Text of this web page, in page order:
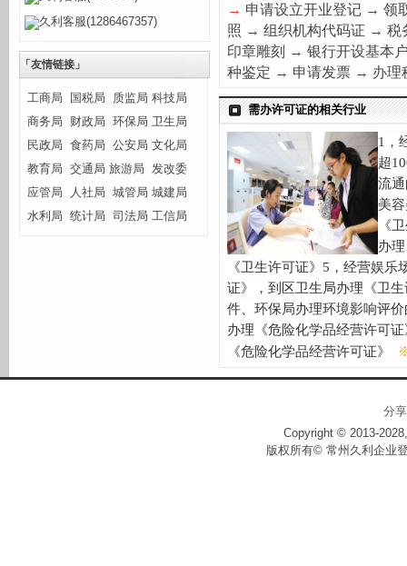
久利客服(1286467357)
「友情链接」
工商局 国税局 质监局 科技局
商务局
财政局 环保局 卫生局
民政局 食药局 公安局 文化局
教育局 交通局 旅游局 发改委
应管局
人社局 城管局 城建局
水利局 统计局 司法局 工信局
→ 申请设立开业登记 → 领
照 → 组织机构代码证 → 税
印章雕刻 → 银行开设基本
种鉴定 → 申请发票 → 办理
需办许可证的相关行业
1 ，
超
流
美
《
办
《卫生许可证》 5 ，经营娱乐
证》，到区卫生局办理《卫
件、环保局办理环境影响评
办理《危险化学品经营许可证
《危险化学品经营许可证》
分
Copyright © 2013-
版权所有© 常州久利企业